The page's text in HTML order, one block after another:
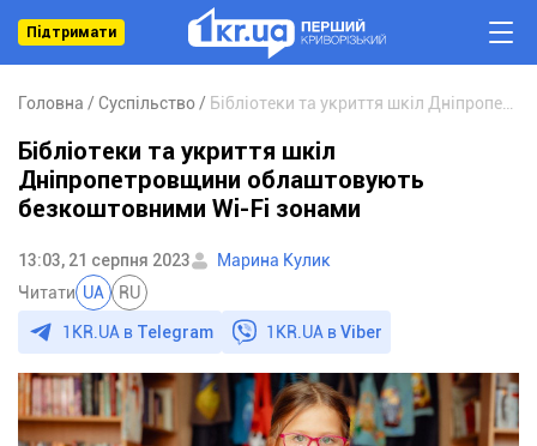
Підтримати
Головна Суспільство
Бібліотеки та укриття шкіл
Дніпропетровщини облаштовують
безкоштовними Wi-Fi зонами
13:03, 21 серпня 2023
Марина Кулик
Читати UA RU
1KR.UA в Telegram 1KR.UA вViber